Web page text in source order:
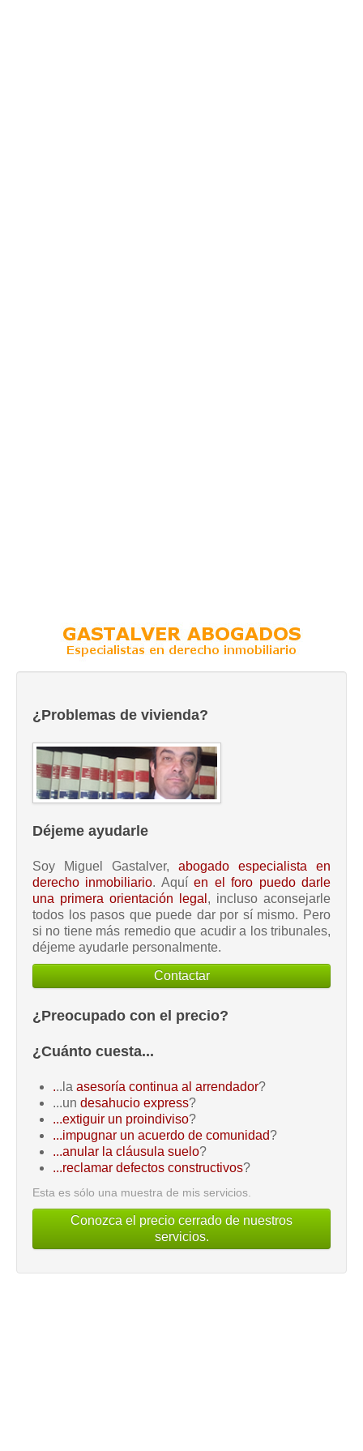
¿Problemas de vivienda?
Déjeme ayudarle
Soy Miguel Gastalver, abogado especialista en
derecho inmobiliario. Aquíen el foro puedo darle
una primera orientación legal , incluso aconsejarle
todos los pasos que puede dar por sí mismo. Pero
si no tiene más remedio que acudir a los tribunales,
déjeme ayudarle personalmente.
Contactar
¿Preocupado con el precio?
¿Cuánto cuesta...
...la asesoría continua al arrendador?
...un desahucio express?
...extiguir un proindiviso?
...impugnar un acuerdo de comunidad?
...anular la cláusula suelo?
...reclamar defectos constructivos?
Esta es sólo una muestra de mis servicios.
Conozca el precio cerrado de nuestros
servicios.